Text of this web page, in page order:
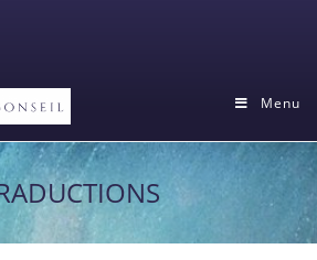
Menu